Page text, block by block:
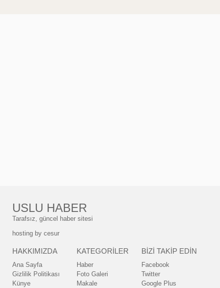
USLU HABER
Tarafsız, güncel haber sitesi
hosting by cesur
HAKKIMIZDA
Ana Sayfa
Gizlilik Politikası
Künye
KATEGORİLER
Haber
Foto Galeri
Makale
BİZİ TAKİP EDİN
Facebook
Twitter
Google Plus